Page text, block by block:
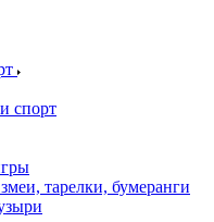
спорт
тарелки, бумеранги